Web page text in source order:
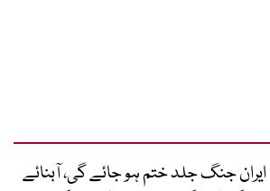
ایران جنگ جلد ختم ہو جائے گی، آبنائے